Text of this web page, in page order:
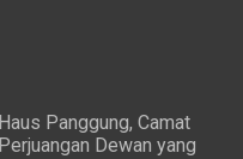
Panggung, Camat
Dewan yang